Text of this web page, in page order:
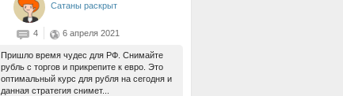
Сатаны раскрыт
4 6 апреля 2021
Пришло время чудес для РФ. Снимайте
рубль с торгов и прикрепите к евро. Это
оптимальный курс для рубля на сегодня и
данная стратегия снимет...